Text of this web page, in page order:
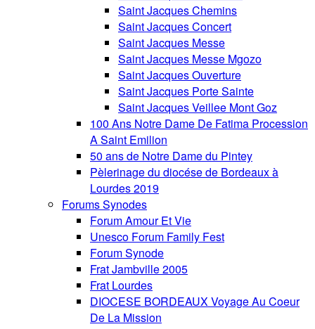
Saint Jacques Chemins
Saint Jacques Concert
Saint Jacques Messe
Saint Jacques Messe Mgozo
Saint Jacques Ouverture
Saint Jacques Porte Sainte
Saint Jacques Veillee Mont Goz
100 Ans Notre Dame De Fatima Procession
A Saint Emilion
50 ans de Notre Dame du Pintey
Pèlerinage du diocése de Bordeaux à
Lourdes 2019
Forums Synodes
Forum Amour Et Vie
Unesco Forum Family Fest
Forum Synode
Frat Jambville 2005
Frat Lourdes
DIOCESE BORDEAUX Voyage Au Coeur
De La Mission